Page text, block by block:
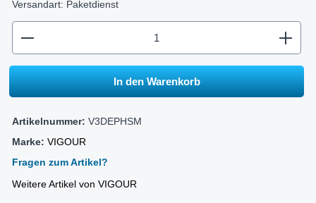
Versandart: Paketdienst
zentheme.component.product.quantitySelect.legend
In den Warenkorb
Artikelnummer: V3DEPHSM
Marke: VIGOUR
Fragen zum Artikel?
Weitere Artikel von VIGOUR